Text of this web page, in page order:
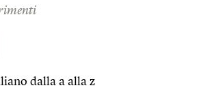
dalla a alla z